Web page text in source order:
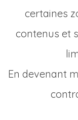
certaines
contenus et
En devenant